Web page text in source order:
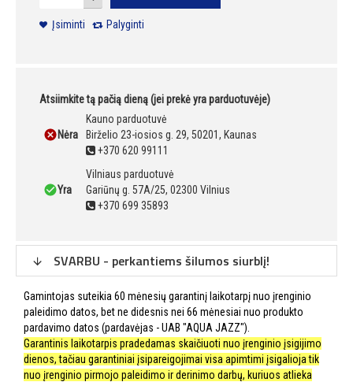
Įsiminti Palyginti
Atsiimkite tą pačią dieną (jei prekė yra parduotuvėje)
Nėra
Kauno parduotuvė
Birželio 23-iosios g. 29, 50201, Kaunas
+370 620 99111
Yra
Vilniaus parduotuvė
Gariūnų g. 57A/25, 02300 Vilnius
+370 699 35893
SVARBU - perkantiems šilumos siurblį!
Gamintojas suteikia 60 mėnesių garantinį laikotarpį nuo įrenginio
paleidimo datos, bet ne didesnis nei 66 mėnesiai nuo produkto
pardavimo datos (pardavėjas - UAB "AQUA JAZZ").
Garantinis laikotarpis pradedamas skaičiuoti nuo įrenginio įsigijimo
dienos, tačiau garantiniai įsipareigojimai visa apimtimi įsigalioja tik
nuo įrenginio pirmojo paleidimo ir derinimo darbų, kuriuos atlieka